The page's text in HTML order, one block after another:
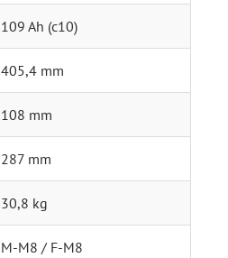
109 Ah (c10)
405,4 mm
108 mm
287 mm
30,8 kg
M-M8 / F-M8